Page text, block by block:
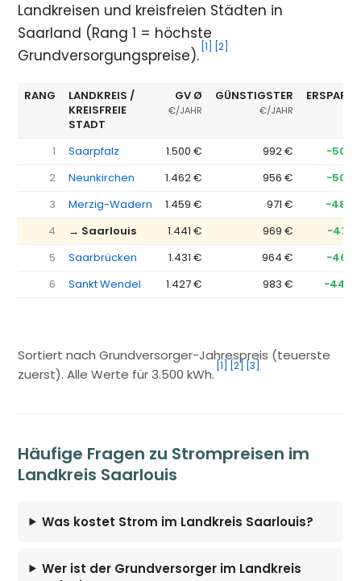
Landkreisen und kreisfreien Städten in
Saarland (Rang 1 = höchste
Grundversorgungspreise). [1] [2]
RANG
LANDKREIS /
KREISFREIE
STADT
GV Ø
€/JAHR
GÜNSTIGSTER
€/JAHR
1 Saarpfalz 1.500 € 992 €
−508
2
Neunkirchen 1.462 € 956 €
−505
3
Merzig-Wadern 1.459 € 971 €
−488
4
→ Saarlouis 1.441 € 969 €
−472
5
Saarbrücken 1.431 € 964 €
−467
6
Sankt Wendel 1.427 € 983 € −444
Sortiert nach Grundversorger-Jahrespreis (teuerste
zuerst). Alle Werte für 3.500 kWh.
[1] [2] [3]
Häufige Fragen zu Strompreisen im
Landkreis Saarlouis
Was kostet Strom im Landkreis Saarlouis?
Wer ist der Grundversorger im Landkreis